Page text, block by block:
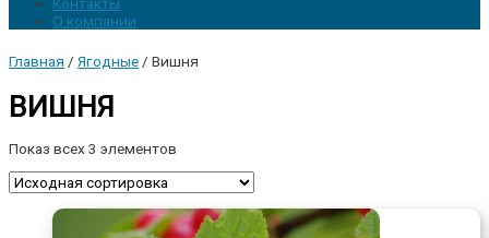
О компании
Главная / Ягодные / Вишня
ВИШНЯ
Показ всех 3 элементов